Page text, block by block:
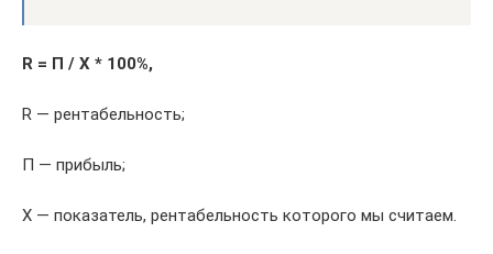
R = П / Х * 100%,
R — рентабельность;
П — прибыль;
Х — показатель, рентабельность которого мы считаем.